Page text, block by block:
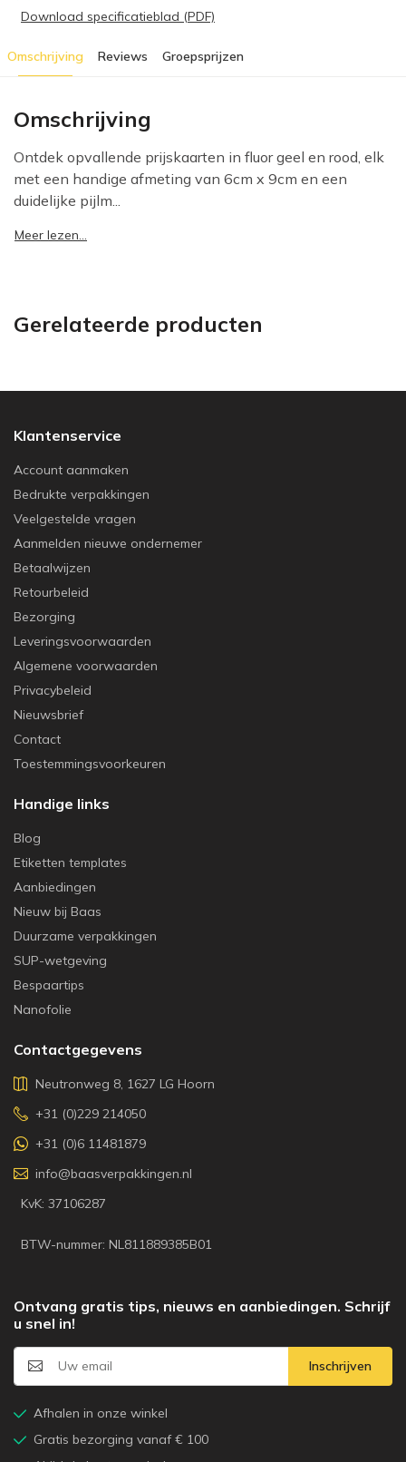
Download specificatieblad (PDF)
Omschrijving Reviews Groepsprijzen
Omschrijving
Ontdek opvallende prijskaarten in fluor geel en rood, elk
met een handige afmeting van 6cm x 9cm en een
duidelijke pijlm...
Meer lezen...
Gerelateerde producten
Klantenservice
Account aanmaken
Bedrukte verpakkingen
Veelgestelde vragen
Aanmelden nieuwe ondernemer
Betaalwijzen
Retourbeleid
Bezorging
Leveringsvoorwaarden
Algemene voorwaarden
Privacybeleid
Nieuwsbrief
Contact
Toestemmingsvoorkeuren
Handige links
Blog
Etiketten templates
Aanbiedingen
Nieuw bij Baas
Duurzame verpakkingen
SUP-wetgeving
Bespaartips
Nanofolie
Contactgegevens
Neutronweg 8, 1627 LG Hoorn
+31 (0)229 214050
+31 (0)6 11481879
info@baasverpakkingen.nl
KvK: 37106287
BTW-nummer: NL811889385B01
Ontvang gratis tips, nieuws en aanbiedingen. Schrijf
u snel in!
Inschrijven
Afhalen in onze winkel
Gratis bezorging vanaf € 100